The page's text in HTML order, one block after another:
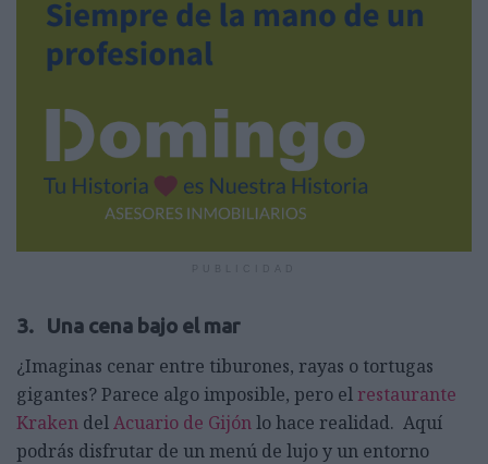
3. Una cena bajo el mar
¿Imaginas cenar entre tiburones, rayas o tortugas
gigantes? Parece algo imposible, pero el restaurante
Kraken delAcuario de Gijónlo hace realidad. Aquí
podrás disfrutar de un menú de lujo y un entorno